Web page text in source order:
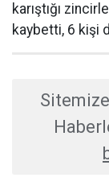
karıştığı
kaybetti, 6 kişi